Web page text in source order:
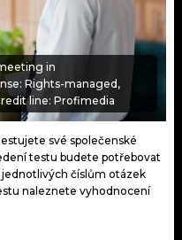
in
Rights-managed,
line: Profimedia
své společenské
testu budete potřebovat
jednotlivých číslům otázek
naleznete vyhodnocení